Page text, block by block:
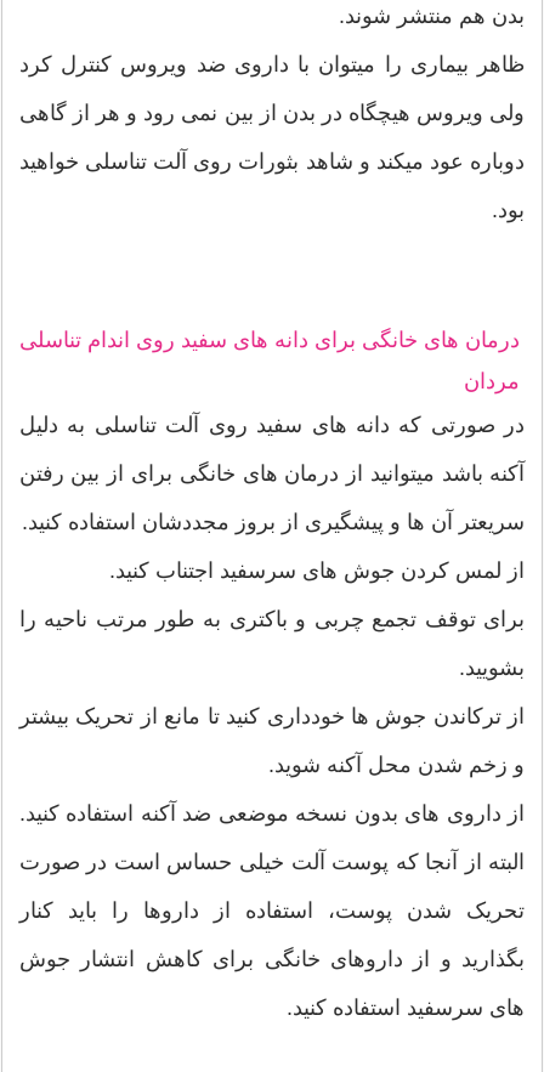
بدن هم منتشر شوند.
ظاهر بیماری را میتوان با داروی ضد ویروس کنترل کرد
ولی ویروس هیچگاه در بدن از بین نمی رود و هر از گاهی
دوباره عود میکند و شاهد بثورات روی آلت تناسلی خواهید
بود.
درمان های خانگی برای دانه های سفید روی اندام تناسلی
مردان
در صورتی که دانه های سفید روی آلت تناسلی به دلیل
آکنه باشد میتوانید از درمان های خانگی برای از بین رفتن
سریعتر آن ها و پیشگیری از بروز مجددشان استفاده کنید.
از لمس کردن جوش های سرسفید اجتناب کنید.
برای توقف تجمع چربی و باکتری به طور مرتب ناحیه را
بشویید.
از ترکاندن جوش ها خودداری کنید تا مانع از تحریک بیشتر
و زخم شدن محل آکنه شوید.
از داروی های بدون نسخه موضعی ضد آکنه استفاده کنید.
البته از آنجا که پوست آلت خیلی حساس است در صورت
تحریک شدن پوست، استفاده از داروها را باید کنار
بگذارید و از داروهای خانگی برای کاهش انتشار جوش
های سرسفید استفاده کنید.